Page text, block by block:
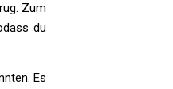
Zum
du
Es